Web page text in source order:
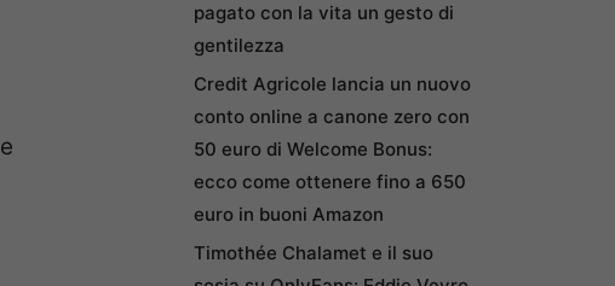
pagato con la vita un gesto di
gentilezza
Credit Agricole lancia un nuovo
conto online a canone zero con
50 euro di Welcome Bonus:
ecco come ottenere fino a 650
euro in buoni Amazon
Timothée Chalamet e il suo